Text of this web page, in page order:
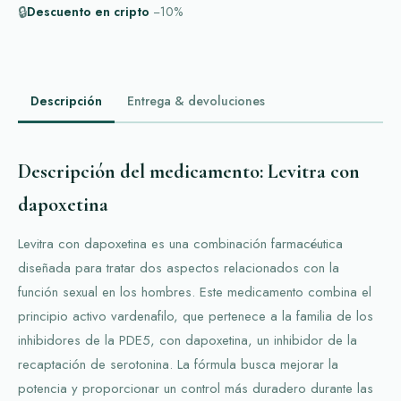
🔒Descuento en cripto −10%
Descripción Entrega & devoluciones
Descripción del medicamento: Levitra con
dapoxetina
Levitra con dapoxetina es una combinación farmacéutica
diseñada para tratar dos aspectos relacionados con la
función sexual en los hombres. Este medicamento combina el
principio activo vardenafilo, que pertenece a la familia de los
inhibidores de la PDE5, con dapoxetina, un inhibidor de la
recaptación de serotonina. La fórmula busca mejorar la
potencia y proporcionar un control más duradero durante las